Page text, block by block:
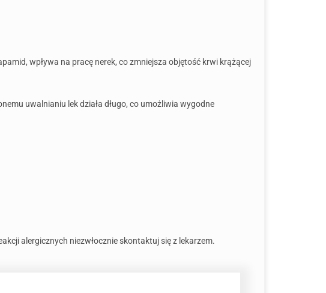
wpływa na pracę nerek, co zmniejsza objętość krwi krążącej
uwalnianiu lek działa długo, co umożliwia wygodne
alergicznych niezwłocznie skontaktuj się z lekarzem.